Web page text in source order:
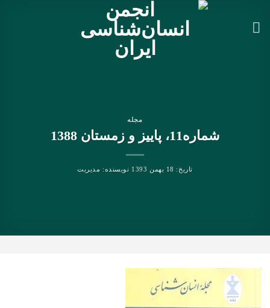
مجله
شماره11، پاییز و زمستان 1388
تاریخ: 18 بهمن 1393 نویسنده: مدیریت